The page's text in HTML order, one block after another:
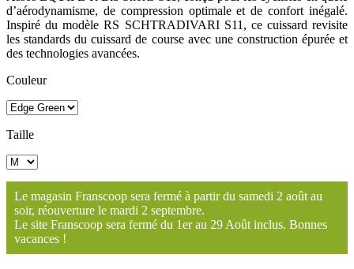
d’aérodynamisme, de compression optimale et de confort inégalé.
Inspiré du modèle RS SCHTRADIVARI S11, ce cuissard revisite
les standards du cuissard de course avec une construction épurée et
des technologies avancées.
Couleur
Taille
Le magasin Franscoop sera fermé à partir du samedi 2 août au
soir, réouverture le mardi 2 septembre.
Le site Franscoop sera fermé du 1er au 29 Août inclus. Bonnes
vacances !